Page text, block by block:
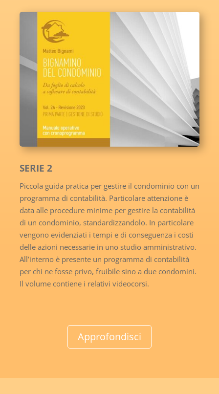
SERIE 2
Piccola guida pratica per gestire il condominio con un
programma di contabilità. Particolare attenzione è
data alle procedure minime per gestire la contabilità
di un condominio, standardizzandolo. In particolare
vengono evidenziati i tempi e di conseguenza i costi
delle azioni necessarie in uno studio amministrativo.
All’interno è presente un programma di contabilità
per chi ne fosse privo, fruibile sino a due condomini.
Il volume contiene i relativi videocorsi.
Approfondisci